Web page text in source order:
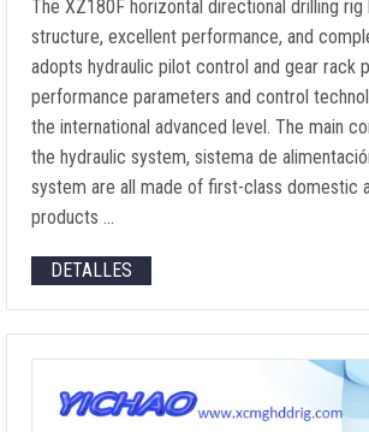
The XZ180F horizontal directional drilling
structure, excellent performance, and
adopts hydraulic pilot control and gear rack
performance parameters and control
the international advanced level. The main
the hydraulic system, sistema de
system are all made of first-class domestic
products …
DETALLES